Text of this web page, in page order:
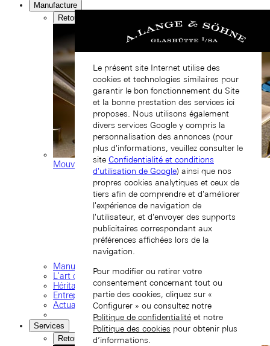
Manufacture
Retour
Mouvements de manufacture
Manufacture
L'art de l'horlogerie
Héritage
Entreprise
Actualités et événements
Services
Retour
Le présent site Internet utilise des
cookies et technologies similaires pour
garantir le bon fonctionnement du Site
et la bonne prestation des services ici
proposes. Nous utilisons également
divers services Google y compris la
personnalisation des annonces (pour
plus d'informations, veuillez consulter le
site Confidentialité et conditions
d'utilisation de Google) ainsi que nos
propres cookies analytiques et ceux de
tiers afin de comprendre et d'améliorer
l'expérience de navigation de
l'utilisateur, et d'envoyer des supports
publicitaires correspondant aux
préférences affichées lors de la
navigation.
Pour modifier ou retirer votre
consentement concernant tout ou
partie des cookies, cliquez sur «
Configurer » ou consultez notre
Politique de confidentialité et notre
Politique des cookies pour obtenir plus
d’informations.